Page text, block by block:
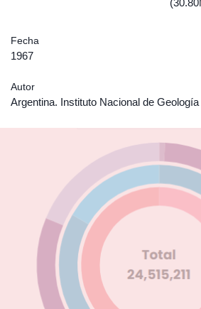
Fecha
1967
Autor
Argentina. Instituto Nacional de